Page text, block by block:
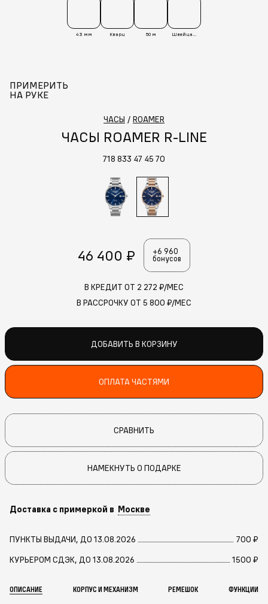
43 мм Кварц 50 м Швейцария
ПРИМЕРИТЬ
НА РУКЕ
ЧАСЫ / ROAMER
ЧАСЫ ROAMER R-LINE
718 833 47 45 70
46 400 ₽
+6 960
бонусов
В КРЕДИТ ОТ 2 272 ₽/МЕС
В РАССРОЧКУ ОТ 5 800 ₽/МЕС
ДОБАВИТЬ В КОРЗИНУ
ОПЛАТА ЧАСТЯМИ
СРАВНИТЬ
НАМЕКНУТЬ О ПОДАРКЕ
Доставка с примеркой в Москве
ПУНКТЫ ВЫДАЧИ, ДО 13.08.2026
700 ₽
КУРЬЕРОМ СДЭК, ДО 13.08.2026
1500 ₽
ОПИСАНИЕ КОРПУС И МЕХАНИЗМ РЕМЕШОК ФУНКЦИИ